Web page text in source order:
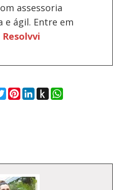
assessoria
e ágil. Entre em
Resolvvi
Twitter
Pinterest
LinkedIn
Push
to
WhatsApp